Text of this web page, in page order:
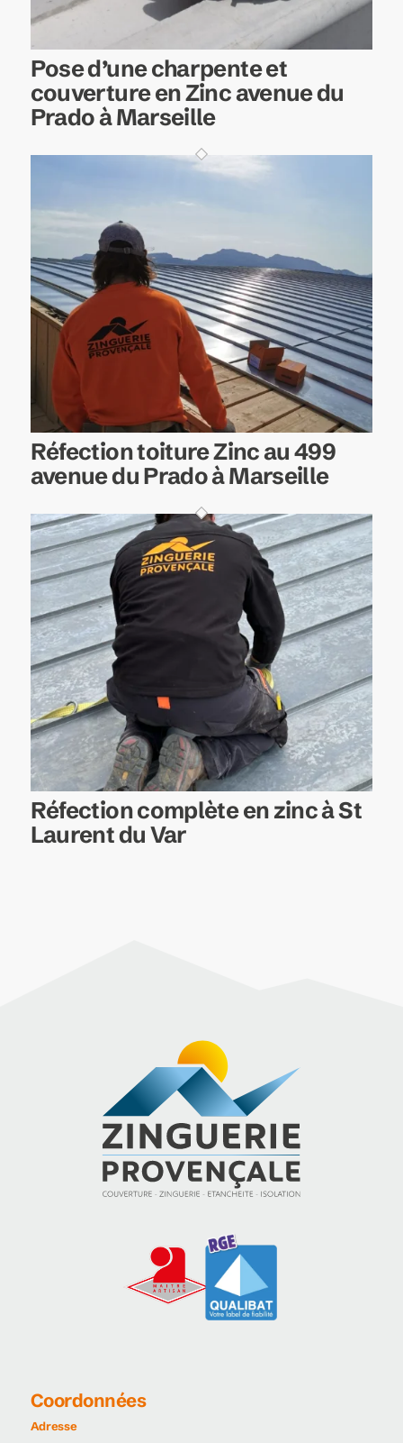
Pose d’une charpente et
couverture en Zinc avenue du
Prado à Marseille
Réfection toiture Zinc au 499
avenue du Prado à Marseille
Réfection complète en zinc à St
Laurent du Var
Coordonnées
Adresse